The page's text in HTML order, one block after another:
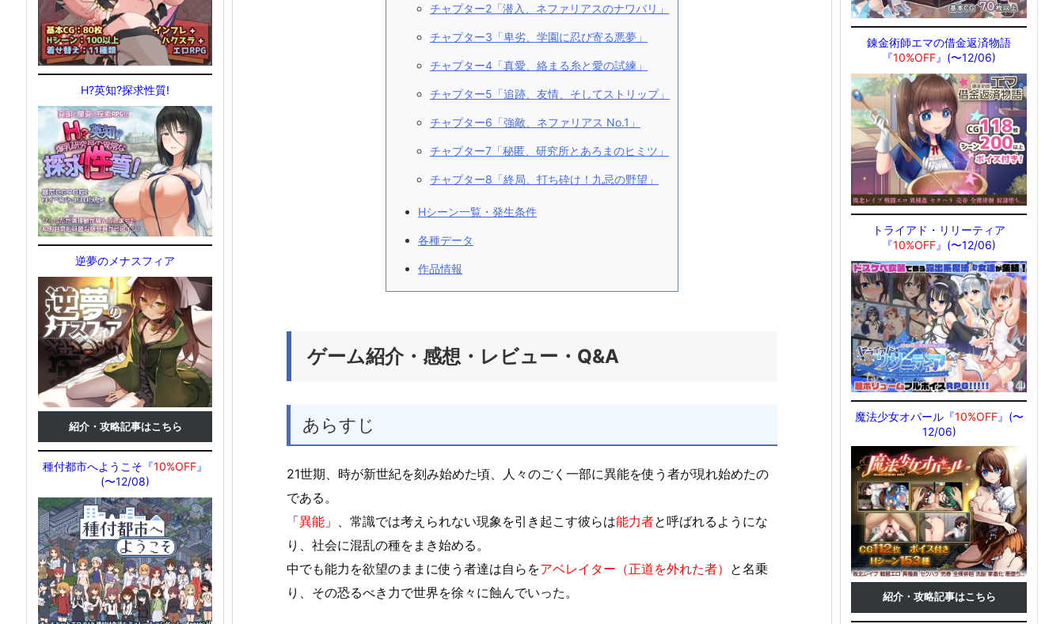
チャプター2「潜入、ネファリアスのナワバリ」
チャプター3「卑劣、学園に忍び寄る悪夢」
チャプター4「真愛、絡まる糸と愛の試練」
チャプター5「追跡、友情、そしてストリップ」
チャプター6「強敵、ネファリアス No.1」
チャプター7「秘匿、研究所とあろまのヒミツ」
チャプター8「終局、打ち砕け！九忌の野望」
Hシーン一覧・発生条件
各種データ
作品情報
ゲーム紹介・感想・レビュー・Q&A
あらすじ
21世期、時が新世紀を刻み始めた頃、人々のごく一部に異能を使う者が現れ始めたの
である。
「異能 」、常識では考えられない現象を引き起こす彼らは能力者と呼ばれるようにな
り、社会に混乱の種をまき始める。
中でも能力を欲望のままに使う者達は自らをアベレイター（正道を外れた者） と名乗
り、その恐るべき力で世界を徐々に蝕んでいった。
H?英知?探求性質!
逆夢のメナスフィア
紹介・攻略記事はこちら
種付都市へようこそ『10%OFF』
(〜12/08)
錬金術師エマの借金返済物語
『10%OFF』(〜12/06)
トライアド・リリーティア
『10%OFF』(〜12/06)
魔法少女オパール『10%OFF』(〜
12/06)
紹介・攻略記事はこちら